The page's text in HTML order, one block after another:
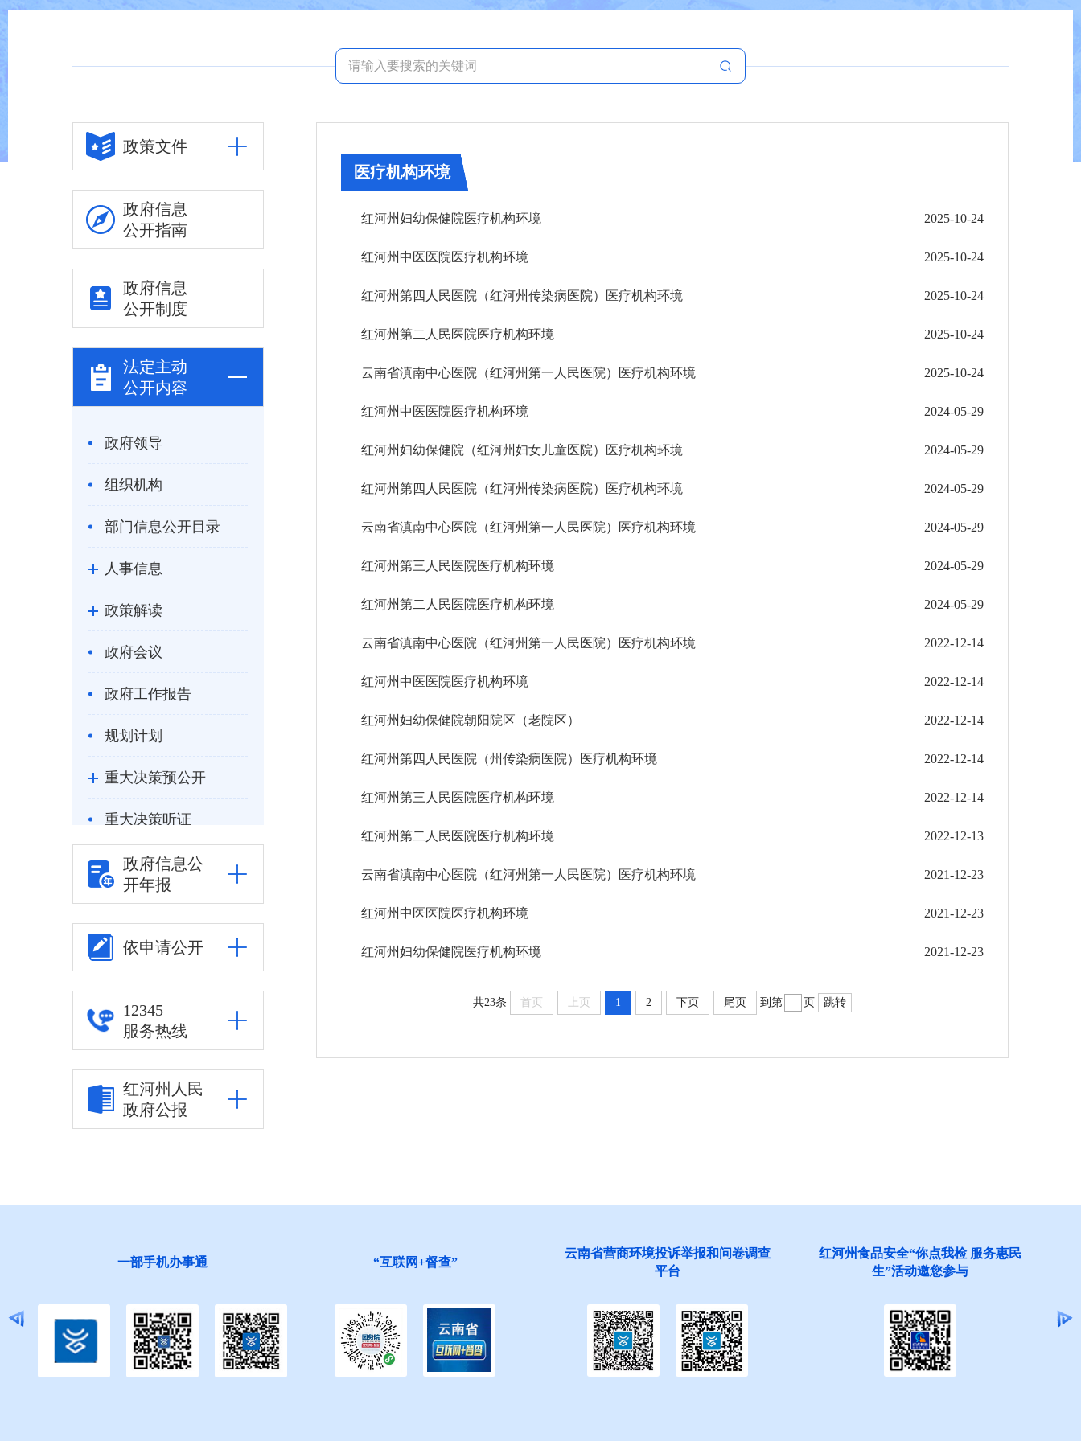
政策文件
政府信息
公开指南
政府信息
公开制度
法定主动
公开内容
政府领导
组织机构
部门信息公开目录
人事信息
政策解读
政府会议
政府工作报告
规划计划
重大决策预公开
重大决策听证
统计信息
自然资源
公安司法
重点领域信息公开
审批改革
住房保障信息公开
市场监管信息公开
环境保护信息公开
减税降费信息公开
政府信息公
开年报
依申请公开
12345
服务热线
红河州人民
政府公报
医疗机构环境
红河州妇幼保健院医疗机构环境 2025-10-24
红河州中医医院医疗机构环境 2025-10-24
红河州第四人民医院（红河州传染病医院）医疗机构环境 2025-10-24
红河州第二人民医院医疗机构环境 2025-10-24
云南省滇南中心医院（红河州第一人民医院）医疗机构环境 2025-10-24
红河州中医医院医疗机构环境 2024-05-29
红河州妇幼保健院（红河州妇女儿童医院）医疗机构环境 2024-05-29
红河州第四人民医院（红河州传染病医院）医疗机构环境 2024-05-29
云南省滇南中心医院（红河州第一人民医院）医疗机构环境 2024-05-29
红河州第三人民医院医疗机构环境 2024-05-29
红河州第二人民医院医疗机构环境 2024-05-29
云南省滇南中心医院（红河州第一人民医院）医疗机构环境 2022-12-14
红河州中医医院医疗机构环境 2022-12-14
红河州妇幼保健院朝阳院区（老院区） 2022-12-14
红河州第四人民医院（州传染病医院）医疗机构环境 2022-12-14
红河州第三人民医院医疗机构环境 2022-12-14
红河州第二人民医院医疗机构环境 2022-12-13
云南省滇南中心医院（红河州第一人民医院）医疗机构环境 2021-12-23
红河州中医医院医疗机构环境 2021-12-23
红河州妇幼保健院医疗机构环境 2021-12-23
共23条 首页 上页 1 2 下页 尾页 到第 页 跳转
一部手机办事通 “互联网+督查”
云南省营商环境投诉举报和问卷调查
平台
红河州食品安全“你点我检 服务惠民
生”活动邀您参与